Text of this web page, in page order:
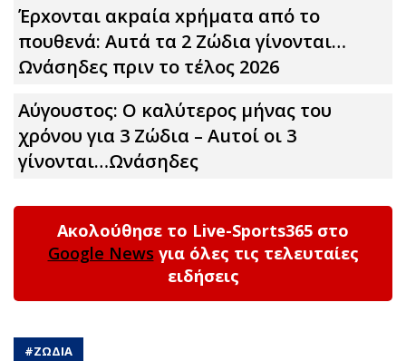
Έρxoνται ακpαία xpήματα από το
πουθενά: Αuτά τα 2 Zώδια γίνονται…
Ωνάσηδες πριν το τέλος 2026
Αύγουστος: Ο καλύτερος μήνας του
χρόνου για 3 Zώδια – Αuτοί οι 3
γίνονται…Ωνάσηδες
Ακολούθησε το Live-Sports365 στο
Google News για όλες τις τελευταίες
ειδήσεις
#ΖΩΔΙΑ